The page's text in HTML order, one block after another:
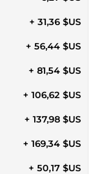
+ 31,36 $US
+ 56,44 $US
+ 81,54 $US
+ 106,62 $US
+ 137,98 $US
+ 169,34 $US
+ 50,17 $US